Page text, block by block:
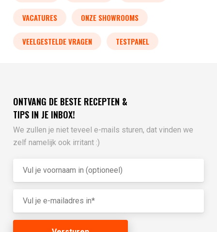
VACATURES ONZE SHOWROOMS
VEELGESTELDE VRAGEN TESTPANEL
ONTVANG DE BESTE RECEPTEN &
TIPS IN JE INBOX!
We zullen je niet teveel e-mails sturen, dat vinden we
zelf namelijk ook irritant :)